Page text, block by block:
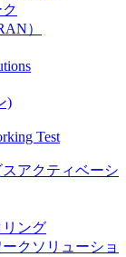
）
)
Test
アクティベーシ
ング
クソリューショ